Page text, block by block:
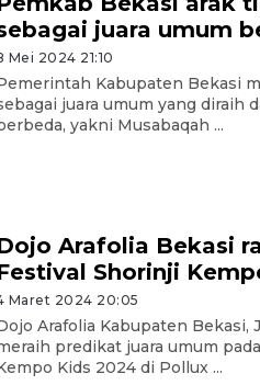
juara umum
Mei 2024 21:10
Kabupaten Bekasi
juara umum yang diraih
yakni Musabaqah ...
Arafolia Bekasi
Shorinji
Maret 2024 20:05
Arafolia Kabupaten Bekasi,
predikat juara umum
Kids 2024 di Pollux ...